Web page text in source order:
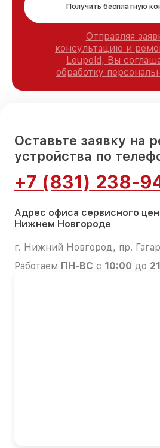
Получить бесплатную
Отправляя
консультацию и
Leupold, Вы
обработку
Оставьте заявку на
устройства по
+7 (831) 238-
Адрес офиса сервисного
Нижнем Новгороде
г. Нижний Новгород, пр.
Работаем ПН-ВС с 10:00 до